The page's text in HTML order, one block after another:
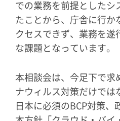
での業務を前提としたシ
たことから、庁舎に行か
クセスできず、業務を遂
な課題となっています。
本相談会は、今足下で求
ナウィルス対策だけでは
日本に必須のBCP対策、